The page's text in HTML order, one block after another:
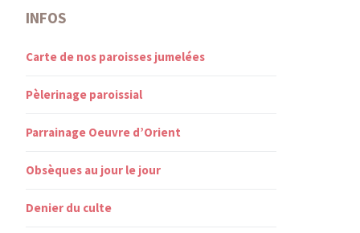
INFOS
Carte de nos paroisses jumelées
Pèlerinage paroissial
Parrainage Oeuvre d’Orient
Obsèques au jour le jour
Denier du culte